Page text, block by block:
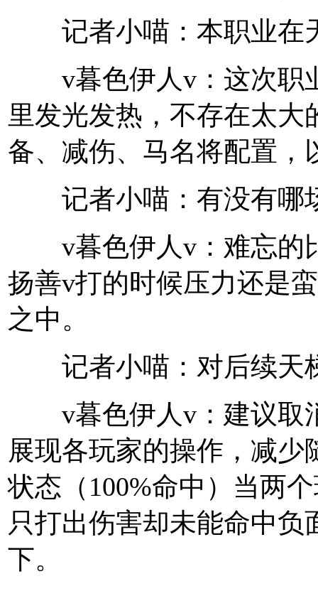
记者小喵：本职业在
v暮色伊人v：这次职
里发光发热，不存在太
备、减伤、马名将配置，
记者小喵：有没有哪
v暮色伊人v：难忘的
扬善v打的时候压力还是
之中。
记者小喵：对后续天
v暮色伊人v：建议取
展现各玩家的操作，减
状态（100%命中）当两
只打出伤害却未能命中
下。